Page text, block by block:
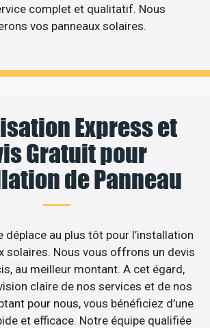
complet et qualitatif. Nous
vos panneaux solaires.
Express et
Gratuit pour
de Panneau
déplace au plus tôt pour l’installation
solaires. Nous vous offrons un devis
au meilleur montant. A cet égard,
claire de nos services et de nos
pour nous, vous bénéficiez d’une
et efficace. Notre équipe qualifiée